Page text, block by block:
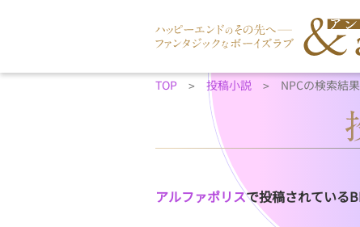
TOP 投稿小説 NPCの検索結果
アルファポリスで投稿されている